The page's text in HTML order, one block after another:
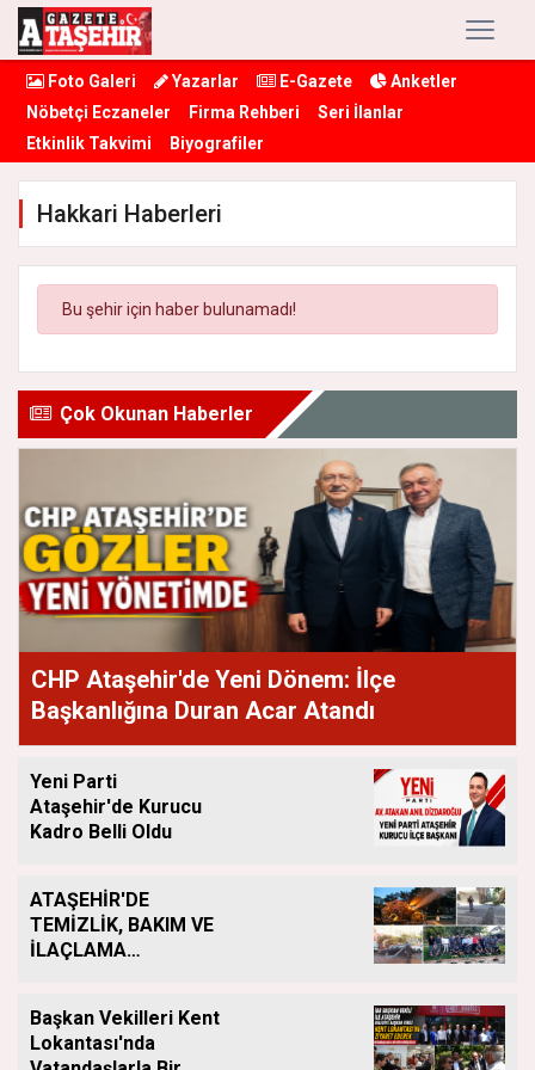
Foto Galeri Yazarlar E-Gazete
Anketler
Nöbetçi Eczaneler
Firma Rehberi
Seri İlanlar
Etkinlik Takvimi
Biyografiler
Hakkari Haberleri
Bu şehir için haber bulunamadı!
Çok Okunan Haberler
CHP Ataşehir'de Yeni Dönem: İlçe
Başkanlığına Duran Acar Atandı
Yeni Parti
Ataşehir'de Kurucu
Kadro Belli Oldu
ATAŞEHİR'DE
TEMİZLİK, BAKIM VE
İLAÇLAMA
Başkan Vekilleri Kent
Lokantası'nda